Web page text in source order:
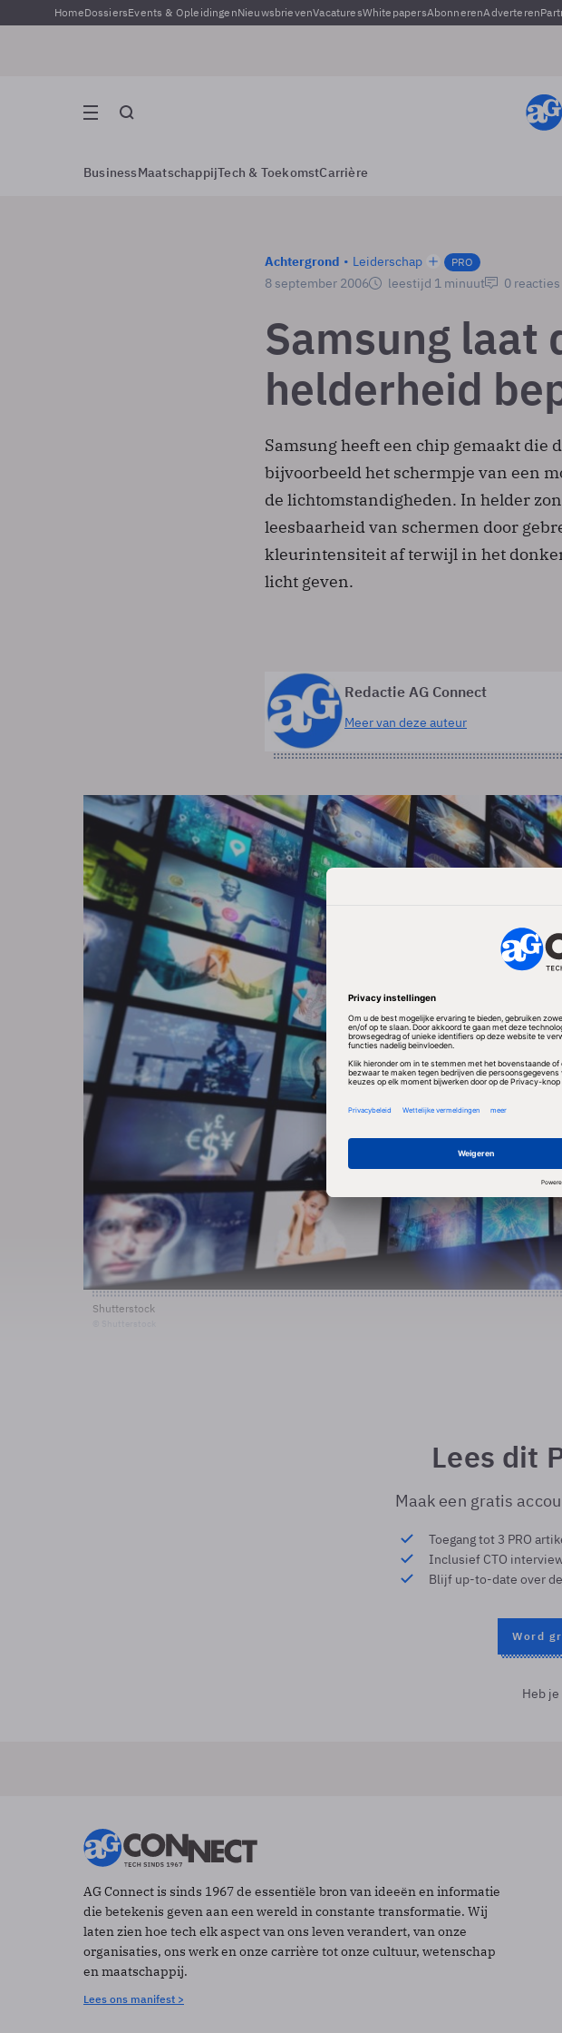
HomeDossiersEvents & OpleidingenNieuwsbrievenVacaturesWhitepapersAbonnerenAdverteren
BusinessMaatschappijTech & ToekomstCarrière
Achtergrond Leiderschap PRO
8 september 2006 leestijd 1 minuut 0 reacties
Samsung laat
helderheid
Samsung heeft een chip gemaakt die
bijvoorbeeld het schermpje van een
de lichtomstandigheden. In helder
leesbaarheid van schermen door
kleurintensiteit af terwijl in het
licht geven.
Redactie AG Connect
Meer van deze auteur
Shutterstock
Lees dit
Maak een gratis
Toegang tot 3 PRO
Inclusief CTO
Blijf up-to-date over
Word
Heb
AG Connect is sinds 1967 de essentiële bron van ideeën en informatie
die betekenis geven aan een wereld in constante transformatie. Wij
laten zien hoe tech elk aspect van ons leven verandert, van onze
organisaties, ons werk en onze carrière tot onze cultuur, wetenschap
en maatschappij.
Lees ons manifest >